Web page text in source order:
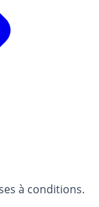
à conditions.